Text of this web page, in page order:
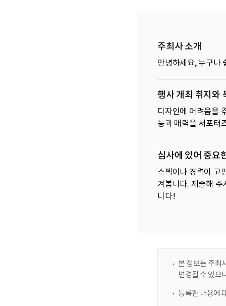
주최사 소개
안녕하세요, 누구나
행사 개최 취지와
디자인에 어려움을
능과 매력을 서포터
심사에 있어 중요
스펙이나 경력이 고
겨봅니다. 제출해 주
니다!
본 정보는 주최
변경될 수 있으
등록한 내용에